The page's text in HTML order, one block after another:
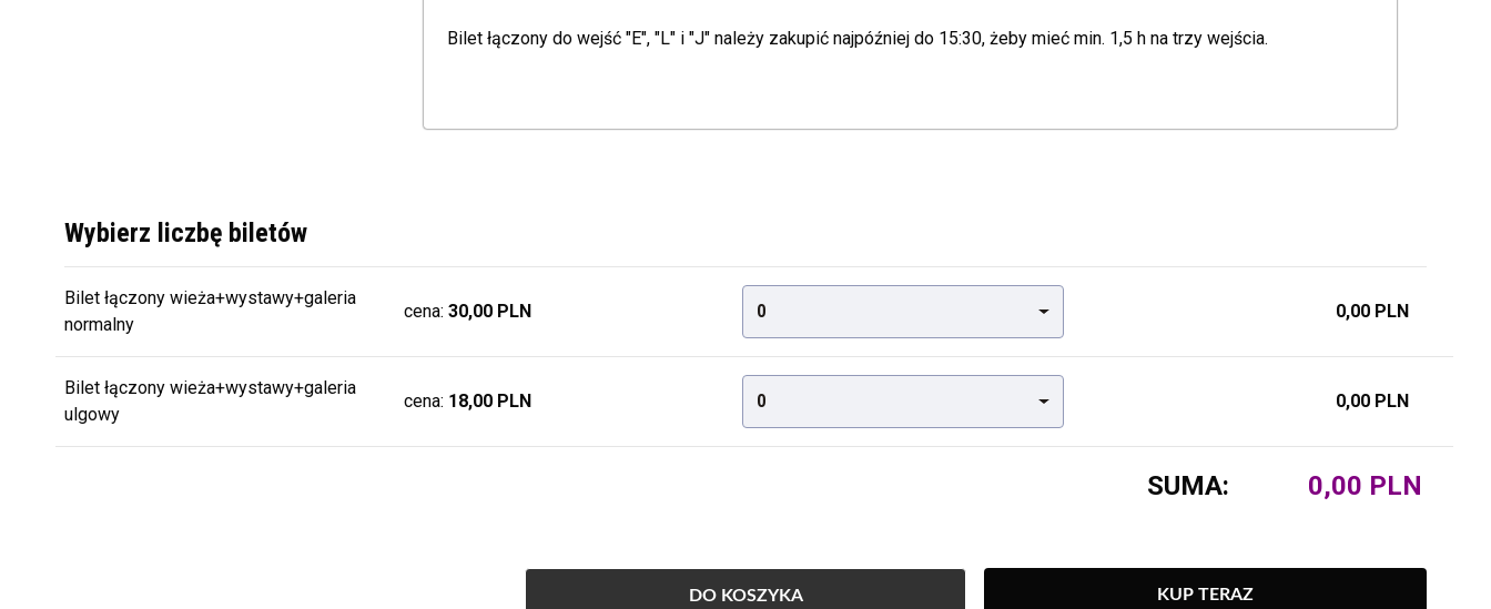
Bilet łączony do wejść "E", "L" i "J" należy zakupić najpóźniej do 15:30, żeby mieć min. 1,5 h na trzy wejścia.
Wybierz liczbę biletów
Bilet łączony wieża+wystawy+galeria
normalny
cena: 30,00 PLN 0 0,00 PLN
Bilet łączony wieża+wystawy+galeria
ulgowy
cena: 18,00 PLN 0 0,00 PLN
SUMA:
DO KOSZYKA KUP TERAZ